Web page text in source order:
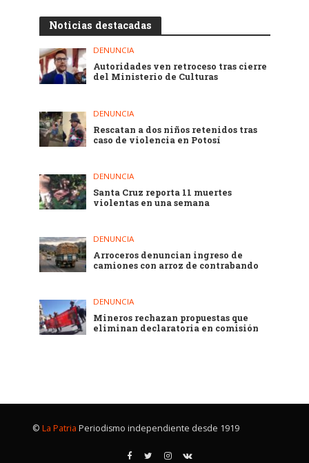
Noticias destacadas
DENUNCIA
Autoridades ven retroceso tras cierre
del Ministerio de Culturas
DENUNCIA
Rescatan a dos niños retenidos tras
caso de violencia en Potosí
DENUNCIA
Santa Cruz reporta 11 muertes
violentas en una semana
DENUNCIA
Arroceros denuncian ingreso de
camiones con arroz de contrabando
DENUNCIA
Mineros rechazan propuestas que
eliminan declaratoria en comisión
© La Patria Periodismo independiente desde 1919